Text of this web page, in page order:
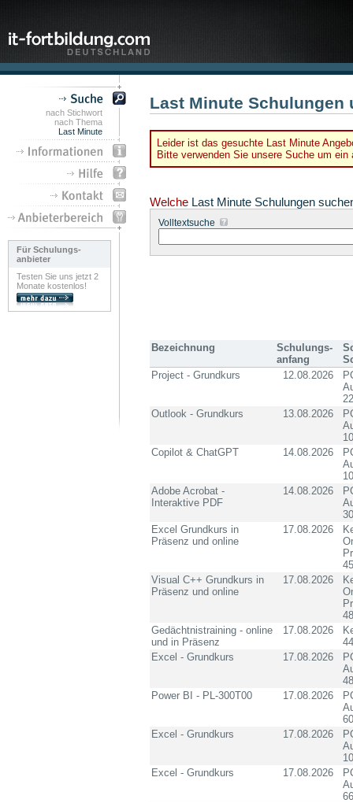
nach Stichwort
nach Thema
Last Minute
Für Schulungs-
anbieter
Testen Sie uns jetzt 2
Monate kostenlos!
Last Minute Schulungen
Leider ist das gesuchte Last Minute
Bitte verwenden Sie unsere Suche um
Welche Last Minute Schulungen
Volltextsuche
Bezeichnung
Schulungs-
anfang
Project - Grundkurs
12.08.2026
Outlook - Grundkurs
13.08.2026
Copilot & ChatGPT
14.08.2026
Adobe Acrobat -
Interaktive PDF
14.08.2026
Excel Grundkurs in
Präsenz und online
17.08.2026
Visual C++ Grundkurs in
Präsenz und online
17.08.2026
Gedächtnistraining - online
und in Präsenz
17.08.2026
Excel - Grundkurs
17.08.2026
Power BI - PL-300T00
17.08.2026
Excel - Grundkurs
17.08.2026
Excel - Grundkurs
17.08.2026